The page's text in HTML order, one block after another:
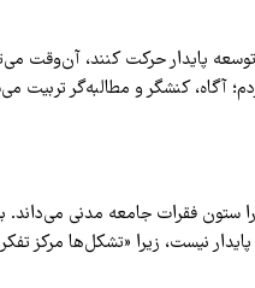
اگر دولت‌ها واقعاً در مسیر اهداف ۱۷گانه توسعه پایدار
آگاه، کنشگر و مطالبه‌گر تربیت
فقرات جامعه مدنی می‌داند.
نیست، زیرا «تشکل‌ها مرکز